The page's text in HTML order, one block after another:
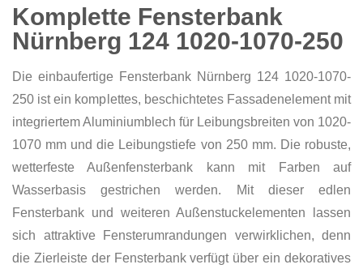
Komplette Fensterbank
Nürnberg 124 1020-1070-250
Die einbaufertige Fensterbank Nürnberg 124 1020-1070-
250 ist ein komplettes, beschichtetes Fassadenelement mit
integriertem Aluminiumblech für Leibungsbreiten von 1020-
1070 mm und die Leibungstiefe von 250 mm. Die robuste,
wetterfeste Außenfensterbank kann mit Farben auf
Wasserbasis gestrichen werden. Mit dieser edlen
Fensterbank und weiteren Außenstuckelementen lassen
sich attraktive Fensterumrandungen verwirklichen, denn
die Zierleiste der Fensterbank verfügt über ein dekoratives